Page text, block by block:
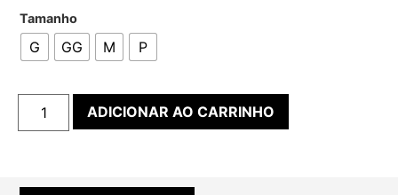
Tamanho
G GG M P
ADICIONAR AO CARRINHO